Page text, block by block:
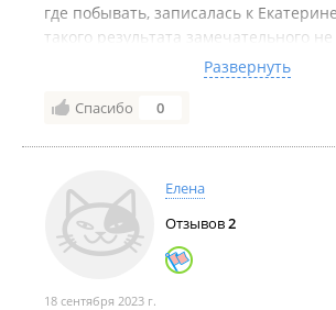
где побывать, записалась к
такого результата замечательного
раньше, морщинки стерлись с моего
следа не осталось, брови немного
глаза открылись, я довольна и
Развернуть
Спасибо 0
Елена
Отзывов2
18 сентября 2023 г.